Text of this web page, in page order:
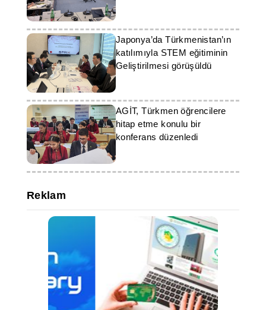
Japonya’da Türkmenistan’ın
katılımıyla STEM eğitiminin
Geliştirilmesi görüşüldü
AGİT, Türkmen öğrencilere
hitap etme konulu bir
konferans düzenledi
Reklam